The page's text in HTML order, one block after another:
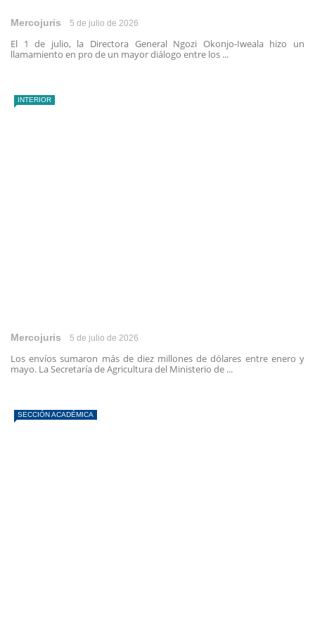
Mercojuris 5 de julio de 2026
El 1 de julio, la Directora General Ngozi Okonjo-Iweala hizo un
llamamiento en pro de un mayor diálogo entre los ...
INTERIOR
Mercojuris 5 de julio de 2026
Los envíos sumaron más de diez millones de dólares entre enero y
mayo. La Secretaría de Agricultura del Ministerio de ...
SECCIÓN ACADÉMICA